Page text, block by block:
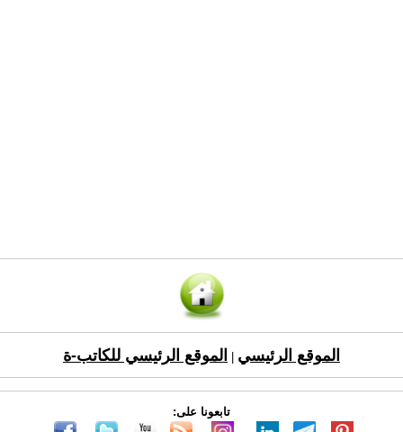
الموقع الرئيسي الموقع الرئيسي للكاتب-ة
تابعونا على: